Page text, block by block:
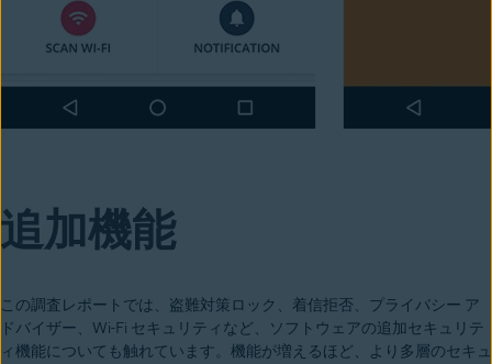
追加機能
この調査レポートでは、盗難対策ロック、着信拒否、プライバシー ア
ドバイザー、Wi-Fi セキュリティなど、ソフトウェアの追加セキュリテ
ィ機能についても触れています。機能が増えるほど、より多層のセキュ